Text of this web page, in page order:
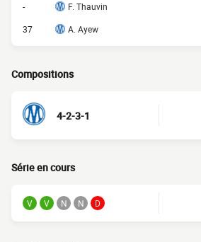
-
F. Thauvin
37
A. Ayew
Compositions
4-2-3-1
Série en cours
V V N N D